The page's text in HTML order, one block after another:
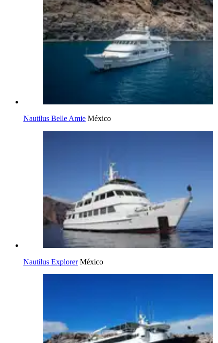
Nautilus Belle Amie México
Nautilus Explorer México